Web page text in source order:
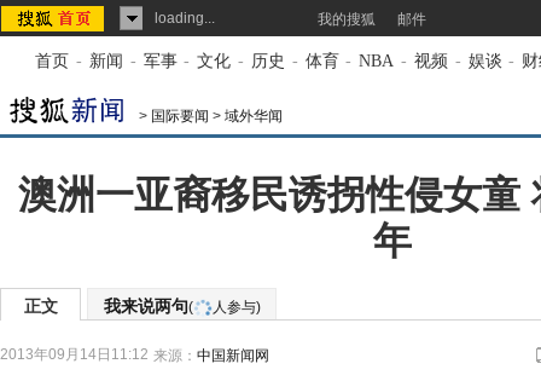
loading... 我的搜狐 邮件
首页 - 新闻 - 军事 - 文化 - 历史 - 体育 - NBA - 视频 - 娱谈 -
> 国际要闻 > 域外华闻
澳洲一亚裔移民诱拐性侵女童
年
正文 我来说两句( 人参与)
2013年09月14日11:12 来源： 中国新闻网